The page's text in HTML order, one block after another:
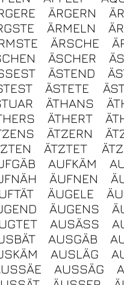
ÄRGERN
ÄRMELN
ÄRSCHE
ÄSCHER
ÄSTEND
ÄSTETE
ÄTHANS
ÄTHERT
ÄTZERN
ÄTZTET
AUFKÄM
ÄUFNEN
ÄUGELE
ÄUGENS
AUSÄSS
AUSGÄB
AUSLÄG
AUSSÄG